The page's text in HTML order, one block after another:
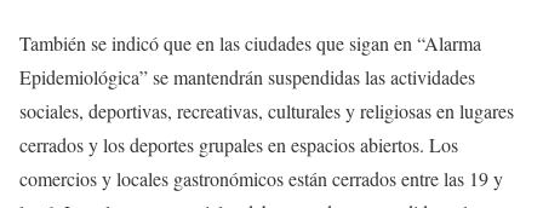
También se indicó que en las ciudades que sigan en “Alarma
Epidemiológica” se mantendrán suspendidas las actividades
sociales, deportivas, recreativas, culturales y religiosas en lugares
cerrados y los deportes grupales en espacios abiertos. Los
comercios y locales gastronómicos están cerrados entre las 19 y